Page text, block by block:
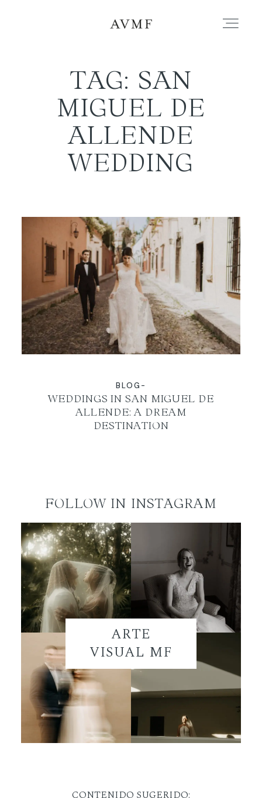
PORTFOLIO
STORIES
BLOG
CONTACT
EN
TAG: SAN
MIGUEL DE
ALLENDE
WEDDING
BLOG-
WEDDINGS IN SAN MIGUEL DE
ALLENDE: A DREAM
DESTINATION
FOLLOW IN INSTAGRAM
ARTE
VISUAL MF